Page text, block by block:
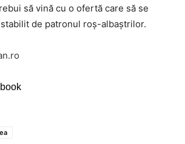
să vină cu o ofertă care să se
de patronul roș-albaștrilor.